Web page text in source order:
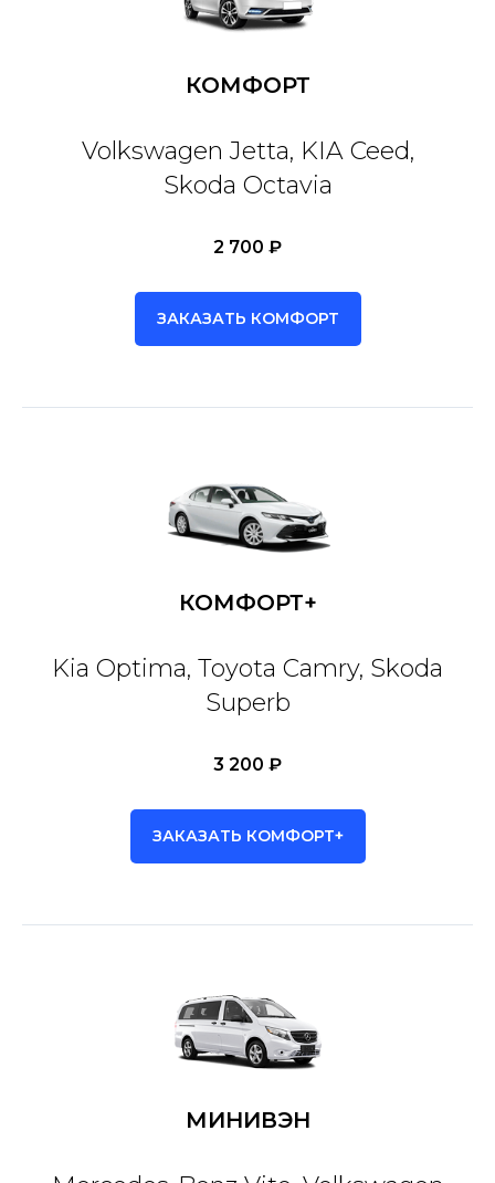
КОМФОРТ
Volkswagen Jetta, KIA Ceed,
Skoda Octavia
2 700 ₽
ЗАКАЗАТЬ КОМФОРТ
КОМФОРТ+
Kia Optima, Toyota Camry, Skoda
Superb
3 200 ₽
ЗАКАЗАТЬ КОМФОРТ+
МИНИВЭН